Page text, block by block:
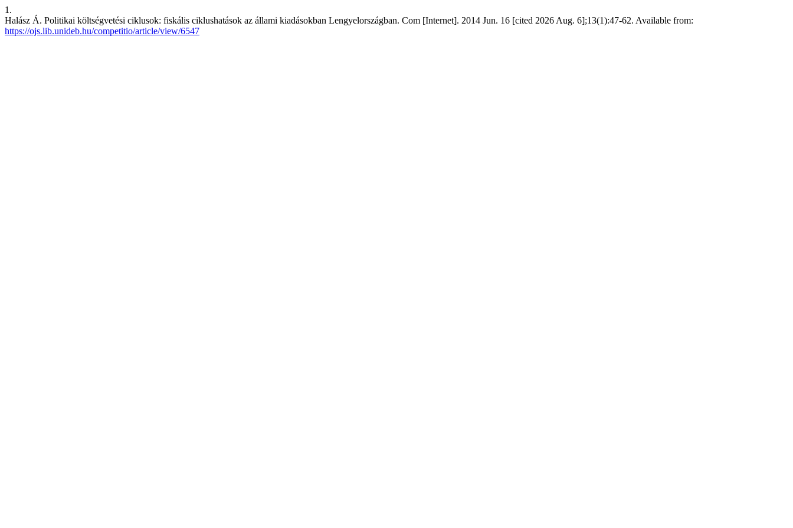
1.
Halász Á. Politikai költségvetési ciklusok: fiskális ciklushatások az állami kiadásokban Lengyelországban. Com [Internet]. 2014 Jun. 16 [cited 2026 Aug. 6];13(1):47-62. Available from:
https://ojs.lib.unideb.hu/competitio/article/view/6547